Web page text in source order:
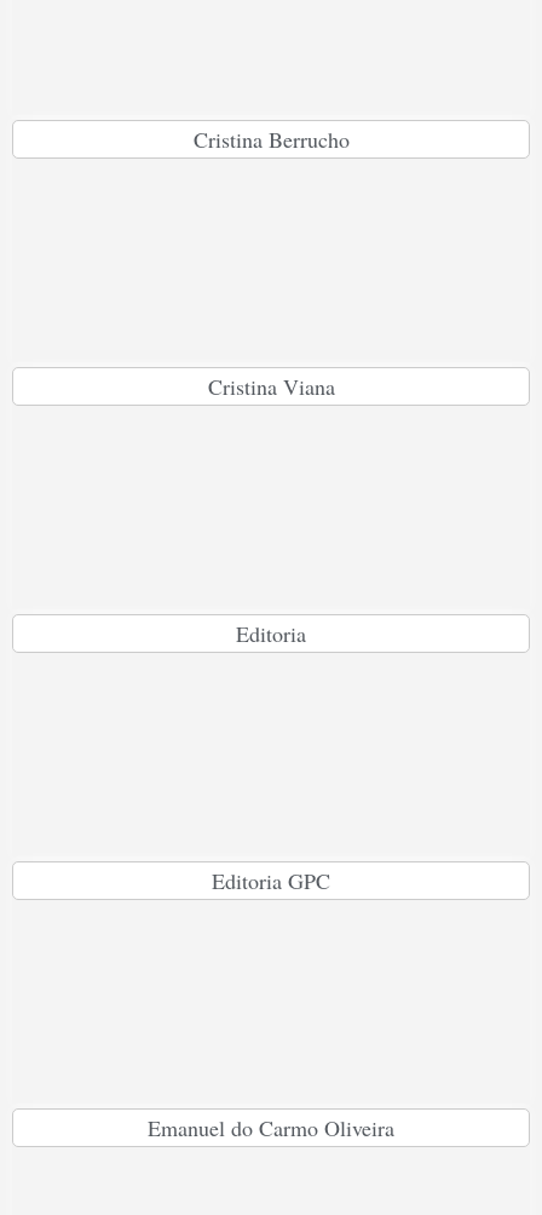
Cristina Berrucho
Cristina Viana
Editoria
Editoria GPC
Emanuel do Carmo Oliveira